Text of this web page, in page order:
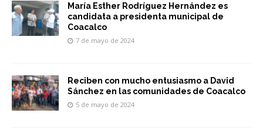
María Esther Rodríguez Hernández es
candidata a presidenta municipal de
Coacalco
7 de mayo de 2024
Reciben con mucho entusiasmo a David
Sánchez en las comunidades de Coacalco
5 de mayo de 2024